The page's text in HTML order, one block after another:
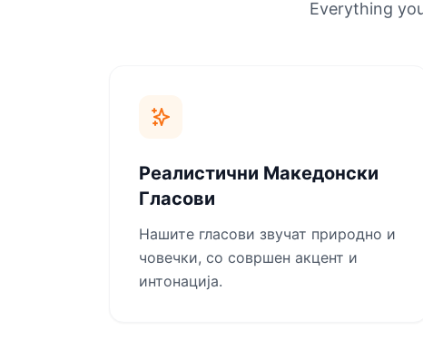
Everything
Реалистични Македонски
Гласови
Нашите гласови звучат природно и
човечки, со совршен акцент и
интонација.